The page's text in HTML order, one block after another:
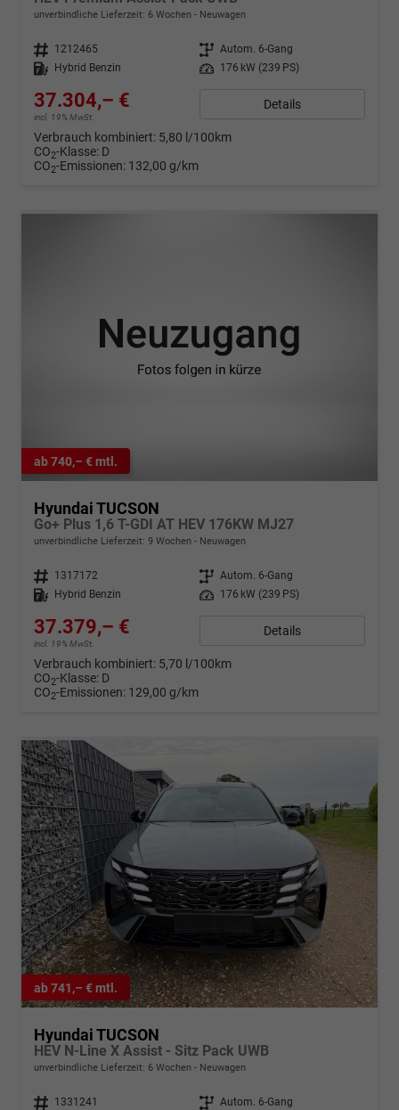
unverbindliche Lieferzeit: 6 Wochen Neuwagen
Fahrzeugnr. 1212465 Getriebe Autom. 6-Gang
Kraftstoff
Hybrid Benzin Leistung 176 kW (239 PS)
37.304,– €
incl. 19% MwSt.
Details
Verbrauch kombiniert: 5,80 l/100km
CO2-Klasse: D
CO2-Emissionen: 132,00 g/km
ab 740,– € mtl.
Hyundai TUCSON
Go+ Plus 1,6 T-GDI AT HEV 176KW MJ27
unverbindliche Lieferzeit: 9 Wochen Neuwagen
Fahrzeugnr. 1317172 Getriebe Autom. 6-Gang
Kraftstoff
Hybrid Benzin Leistung 176 kW (239 PS)
37.379,– €
incl. 19% MwSt.
Details
Verbrauch kombiniert: 5,70 l/100km
CO2-Klasse: D
CO2-Emissionen: 129,00 g/km
ab 741,– € mtl.
Hyundai TUCSON
HEV N-Line X Assist - Sitz Pack UWB
unverbindliche Lieferzeit: 6 Wochen Neuwagen
Fahrzeugnr. 1331241 Getriebe Autom. 6-Gang